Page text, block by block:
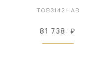
TOB3142HAB
81 738 ₽